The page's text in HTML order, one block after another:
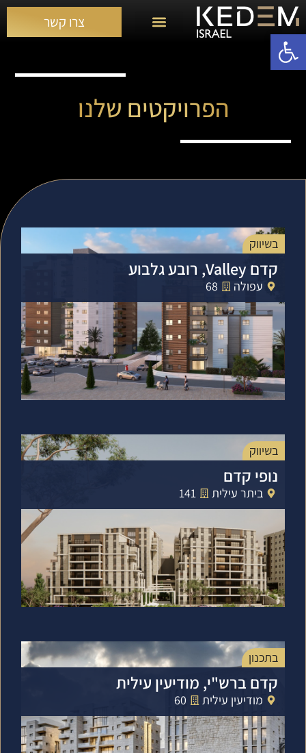
צרו קשר
הפרויקטים שלנו
בשיווק
קדם Valley, רובע גלבוע
עפולה 68
בשיווק
נופי קדם
ביתר עילית 141
בתכנון
קדם ברש"י, מודיעין עילית
מודיעין עילית 60
פתח סרגל נגישות